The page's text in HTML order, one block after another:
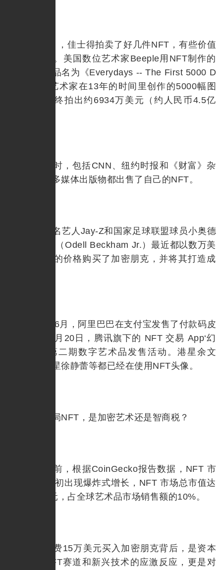
今年5月，佳士得拍卖了好几件NFT，有些价值
数百万美元。美国数位艺术家Beeple用NFT制作的
数字艺术作品名为《Everydays -- The First 5000 D
ays》，是艺术家在13年的时间里创作的5000幅图
像组成，最终拍出约6934万美元（约人民币4.5亿
与此同时，包括CNN、纽约时报和《财富》杂
志在内的许多媒体出版物都出售了自己的NFT。
美国知名艺人Jay-Z和国家足球联盟球员小奥德
尔·贝克汉姆（Odell Beckham Jr.）最近都以数万美
元（至少）的价格购买了加密朋克，并将其打造成
2021年6月，阿里巴巴在支付宝发售了付款码皮
肤 NFT ，8月20日，腾讯旗下的 NFT 交易 App‘幻
核’启动了第二期数字艺术品发售活动。港星余文
乐、大陆女星徐静蕾等都已经在使用NFT头像。
Visa入局NFT，是加密艺术还是智商税？
截止当前，根据CoinGecko报告数据，NFT 市
场在2021年初出现爆炸式增长，NFT 市场总市值达
到279亿美元，占全球艺术品市场销售额的10%。
Visa花费15万美元买入加密朋克背后，是资本
巨头布局NFT赛道和新兴技术的应激反应，更是对